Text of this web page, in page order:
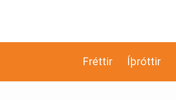
Fréttir Íþróttir